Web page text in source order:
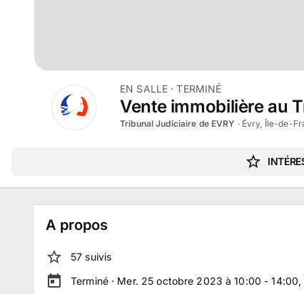
EN SALLE · TERMINÉ
Vente immobilière au
Tribunal Judiciaire de EVRY · Évry, Île-de-
A propos
57 suivis
Terminé · Mer. 25 octobre 2023 à 10:00 - 14:00,